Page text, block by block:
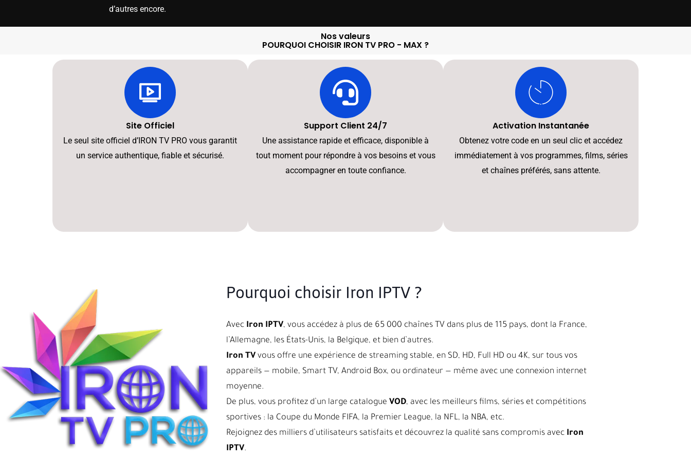
d’autres encore.
Nos valeurs
POURQUOI CHOISIR IRON TV PRO - MAX ?
Site Officiel
Le seul site officiel d’IRON TV PRO vous garantit
un service authentique, fiable et sécurisé.
Support Client 24/7
Une assistance rapide et efficace, disponible à
tout moment pour répondre à vos besoins et vous
accompagner en toute confiance.
Activation Instantanée
Obtenez votre code en un seul clic et accédez
immédiatement à vos programmes, films, séries
et chaînes préférés, sans attente.
Pourquoi choisir Iron IPTV ?
Avec Iron IPTV, vous accédez à plus de 65 000 chaînes TV dans plus de 115 pays, dont la France,
l’Allemagne, les États-Unis, la Belgique, et bien d’autres.
Iron TVvous offre une expérience de streaming stable, en SD, HD, Full HD ou 4K, sur tous vos
appareils — mobile, Smart TV, Android Box, ou ordinateur — même avec une connexion internet
moyenne.
De plus, vous profitez d’un large catalogue VOD, avec les meilleurs films, séries et compétitions
sportives : la Coupe du Monde FIFA, la Premier League, la NFL, la NBA, etc.
Rejoignez des milliers d’utilisateurs satisfaits et découvrez la qualité sans compromis avec Iron
IPTV.